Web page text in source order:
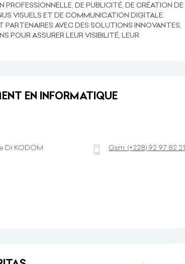
PROFESSIONNELLE, DE PUBLICITÉ, DE CRÉATION DE
VISUELS ET DE COMMUNICATION DIGITALE.
AVEC DES SOLUTIONS INNOVANTES,
POUR ASSURER LEUR VISIBILITÉ, LEUR
EN INFORMATIQUE
Dr KODOM
Gsm:(+228) 92 97 82 21